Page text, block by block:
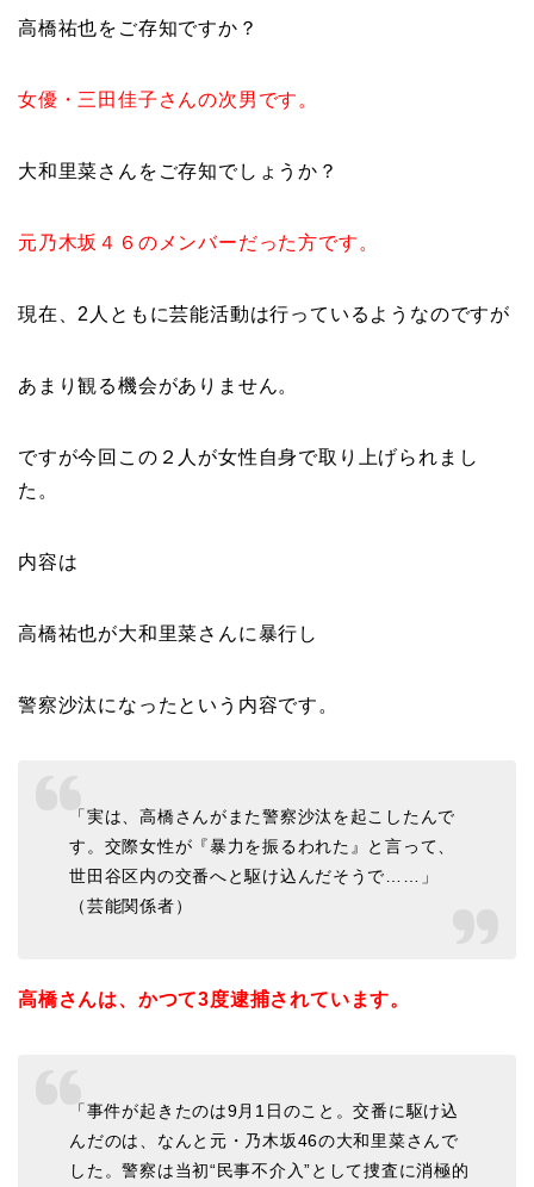
高橋祐也をご存知ですか？
女優・三田佳子さんの次男です。
大和里菜さんをご存知でしょうか？
元乃木坂４６のメンバーだった方です。
現在、2人ともに芸能活動は行っているようなのですが
あまり観る機会がありません。
ですが今回この２人が女性自身で取り上げられまし
た。
内容は
高橋祐也が大和里菜さんに暴行し
警察沙汰になったという内容です。
「実は、高橋さんがまた警察沙汰を起こしたんで
す。交際女性が『暴力を振るわれた』と言って、
世田谷区内の交番へと駆け込んだそうで……」
（芸能関係者）
高橋さんは、かつて3度逮捕されています。
「事件が起きたのは9月1日のこと。交番に駆け込
んだのは、なんと元・乃木坂46の大和里菜さんで
した。警察は当初“民事不介入”として捜査に消極的